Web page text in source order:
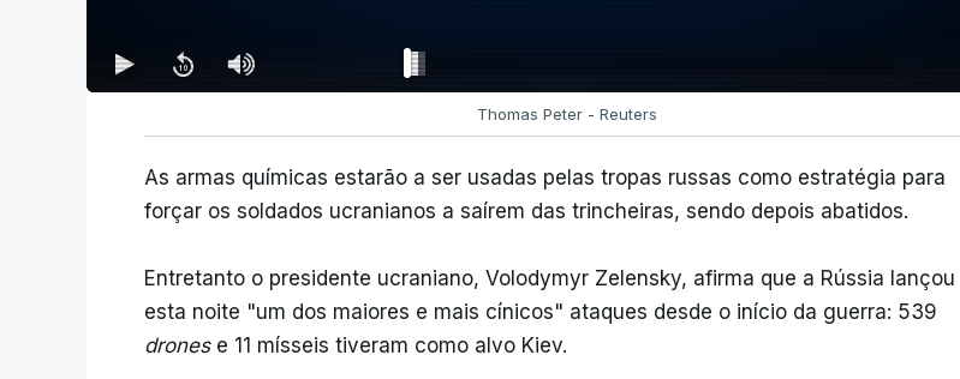
Thomas Peter - Reuters
As armas químicas estarão a ser usadas pelas tropas russas como estratégia para
forçar os soldados ucranianos a saírem das trincheiras, sendo depois abatidos.
Entretanto o presidente ucraniano, Volodymyr Zelensky, afirma que a Rússia lançou
esta noite "um dos maiores e mais cínicos" ataques desde o início da guerra: 539
dronese 11 mísseis tiveram como alvo Kiev.